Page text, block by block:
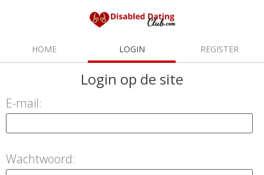
HOME LOGIN REGISTER
Login op de site
E-mail:
Wachtwoord: